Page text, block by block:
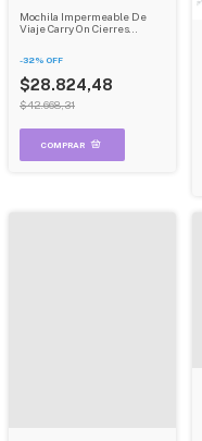
Mochila Impermeable De
Viaje Carry On Cierres
-32% OFF
$28.824,48
$42.668,31